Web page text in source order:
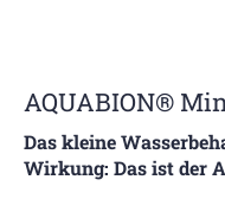
AQUABION®
Das kleine
Wirkung: Das ist der